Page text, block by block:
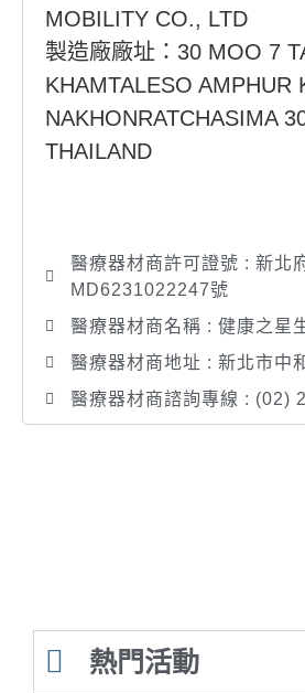
MOBILITY CO., LTD
製造廠廠址：30 MOO 7
KHAMTALESO AMPHUR
NAKHONRATCHASIMA
THAILAND
醫療器材商許可證號 : 新北
MD6231022247號
醫療器材商名稱 : 健康之星
醫療器材商地址 : 新北市中
醫療器材商諮詢專線 : (02)
熱門活動